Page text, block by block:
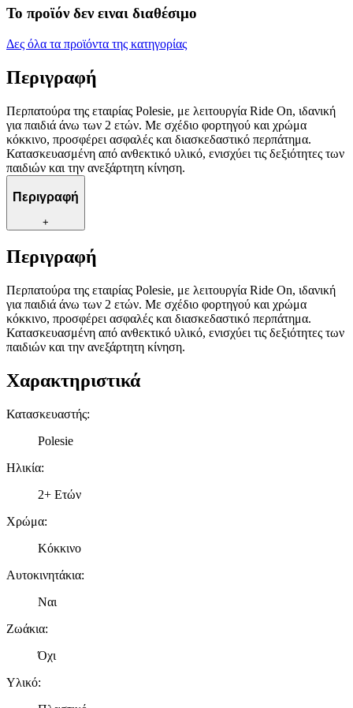
Το προϊόν δεν ειναι διαθέσιμο
Δες όλα τα προϊόντα της κατηγορίας
Περιγραφή
Περπατούρα της εταιρίας Polesie, με λειτουργία Ride On, ιδανική
για παιδιά άνω των 2 ετών. Με σχέδιο φορτηγού και χρώμα
κόκκινο, προσφέρει ασφαλές και διασκεδαστικό περπάτημα.
Κατασκευασμένη από ανθεκτικό υλικό, ενισχύει τις δεξιότητες των
παιδιών και την ανεξάρτητη κίνηση.
Περιγραφή
+
Περιγραφή
Περπατούρα της εταιρίας Polesie, με λειτουργία Ride On, ιδανική
για παιδιά άνω των 2 ετών. Με σχέδιο φορτηγού και χρώμα
κόκκινο, προσφέρει ασφαλές και διασκεδαστικό περπάτημα.
Κατασκευασμένη από ανθεκτικό υλικό, ενισχύει τις δεξιότητες των
παιδιών και την ανεξάρτητη κίνηση.
Χαρακτηριστικά
Κατασκευαστής:
Polesie
Ηλικία:
2+ Ετών
Χρώμα:
Κόκκινο
Αυτοκινητάκια:
Ναι
Ζωάκια:
Όχι
Υλικό: